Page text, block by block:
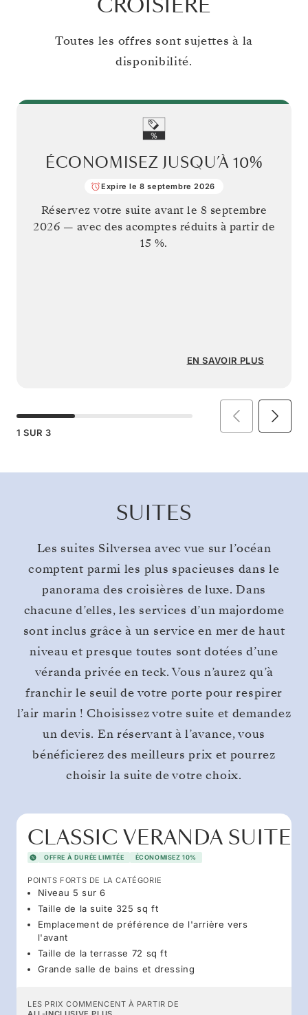
CROISIÈRE
Toutes les offres sont sujettes à la
disponibilité.
ÉCONOMISEZ JUSQU’À 10%
Expire le 8 septembre 2026
Réservez votre suite avant le 8 septembre
2026 — avec des acomptes réduits à partir de
15 %.
EN SAVOIR PLUS
1 SUR 3
SUITES
Les suites Silversea avec vue sur l’océan
comptent parmi les plus spacieuses dans le
panorama des croisières de luxe. Dans
chacune d’elles, les services d’un majordome
sont inclus grâce à un service en mer de haut
niveau et presque toutes sont dotées d’une
véranda privée en teck. Vous n’aurez qu’à
franchir le seuil de votre porte pour respirer
l’air marin ! Choisissez votre suite et demandez
un devis. En réservant à l’avance, vous
bénéficierez des meilleurs prix et pourrez
choisir la suite de votre choix.
CLASSIC VERANDA SUITE
OFFRE À DURÉE LIMITÉE ÉCONOMISEZ 10%
POINTS FORTS DE LA CATÉGORIE
Niveau 5 sur 6
Taille de la suite 325 sq ft
Emplacement de préférence de l'arrière vers
l'avant
Taille de la terrasse 72 sq ft
Grande salle de bains et dressing
LES PRIX COMMENCENT À PARTIR DE